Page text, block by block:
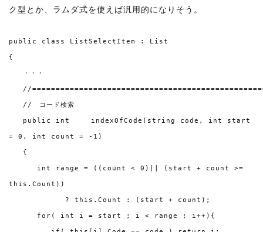
ク型とか、ラムダ式を使えば汎用的になりそう。
public class ListSelectItem : List
{
・・・
//
// コード検索
public int indexOfCode(string code, int start
= 0, int count = -1)
{
int range = ((count < 0)|| (start + count >=
this.Count))
? this.Count : (start + count);
for( int i = start ; i < range ; i++){